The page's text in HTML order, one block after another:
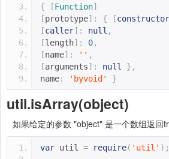
{
[Function]
[prototype]: { [constructor
[caller]: null ,
[length]: 0,
[name]: '' ,
[arguments]: null
},
name: 'byvoid' }
util.isArray(object)
如果给定的参数 "object" 是一个数组返回
var util = require( 'util' );